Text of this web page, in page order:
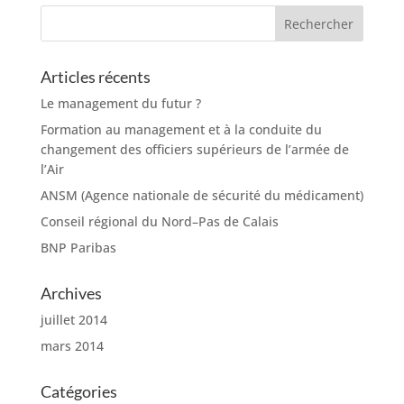
Articles récents
Le management du futur ?
Formation au management et à la conduite du
changement des officiers supérieurs de l’armée de
l’Air
ANSM (Agence nationale de sécurité du médicament)
Conseil régional du Nord–Pas de Calais
BNP Paribas
Archives
juillet 2014
mars 2014
Catégories